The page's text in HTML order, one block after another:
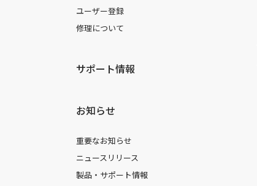
ユーザー登録
修理について
サポート情報
お知らせ
重要なお知らせ
ニュースリリース
製品・サポート情報